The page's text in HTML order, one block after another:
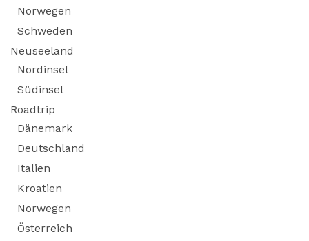
Norwegen
Schweden
Neuseeland
Nordinsel
Südinsel
Roadtrip
Dänemark
Deutschland
Italien
Kroatien
Norwegen
Österreich